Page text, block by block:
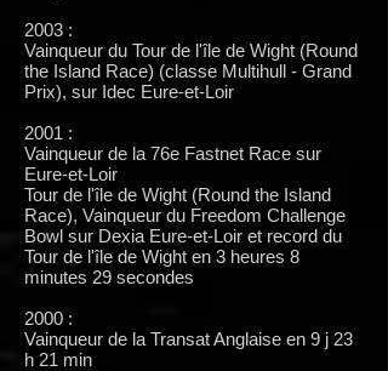
2003 :
Vainqueur du Tour de l'île de Wight (Round
the Island Race) (classe Multihull - Grand
Prix), sur Idec Eure-et-Loir
2001 :
Vainqueur de la 76e Fastnet Race sur
Eure-et-Loir
Tour de l'île de Wight (Round the Island
Race), Vainqueur du Freedom Challenge
Bowl sur Dexia Eure-et-Loir et record du
Tour de l'île de Wight en 3 heures 8
minutes 29 secondes
2000 :
Vainqueur de la Transat Anglaise en 9 j 23
h 21 min